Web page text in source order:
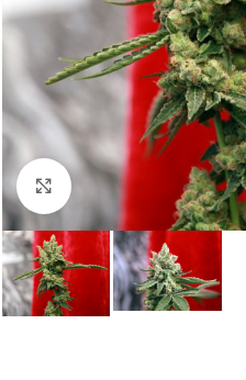
Click to enlarge